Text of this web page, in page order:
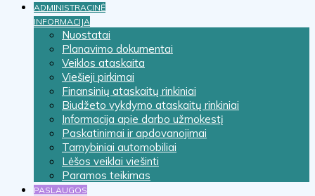
ADMINISTRACINĖ
INFORMACIJA
Nuostatai
Planavimo dokumentai
Veiklos ataskaita
Viešieji pirkimai
Finansinių ataskaitų rinkiniai
Biudžeto vykdymo ataskaitų rinkiniai
Informacija apie darbo užmokestį
Paskatinimai ir apdovanojimai
Tarnybiniai automobiliai
Lėšos veiklai viešinti
Paramos teikimas
PASLAUGOS